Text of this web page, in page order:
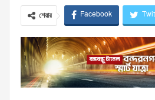
শেয়ার Facebook